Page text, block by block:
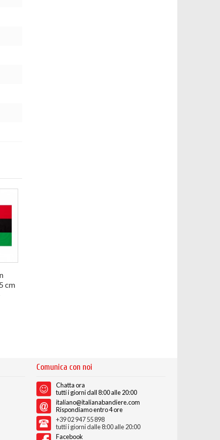
cm
Comunica con noi
Chatta ora
tutti i giorni dall 8:00 alle 20:00
italiano@italianabandiere.com
Rispondiamo entro 4 ore
+39 02 947 55 898
tutti i giorni dalle 8:00 alle 20:00
Facebook